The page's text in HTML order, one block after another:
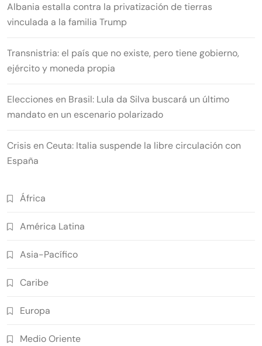
Albania estalla contra la privatización de tierras
vinculada a la familia Trump
Transnistria: el país que no existe, pero tiene gobierno,
ejército y moneda propia
Elecciones en Brasil: Lula da Silva buscará un último
mandato en un escenario polarizado
Crisis en Ceuta: Italia suspende la libre circulación con
España
África
América Latina
Asia-Pacífico
Caribe
Europa
Medio Oriente